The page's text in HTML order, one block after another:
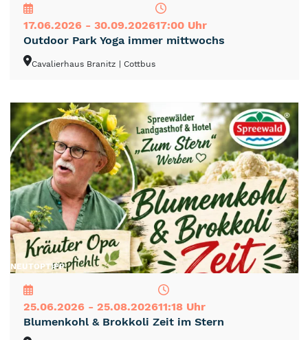
17.06.2026 - 30.09.202617:00 Uhr
Outdoor Park Yoga immer mittwochs
Cavalierhaus Branitz | Cottbus
NEUTOPTIPP
25.06.2026 - 25.08.202611:18 Uhr
Blumenkohl & Brokkoli Zeit im Stern